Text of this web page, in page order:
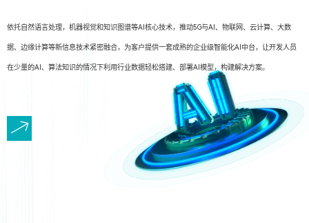
依托自然语言处理，机器视觉和知识图谱等AI核心技术，推动5G与AI、物联网、云计算、大数
据、边缘计算等新信息技术紧密融合，为客户提供一套成熟的企业级智能化AI中台，让开发人员
在少量的AI、算法知识的情况下利用行业数据轻松搭建、部署AI模型，构建解决方案。